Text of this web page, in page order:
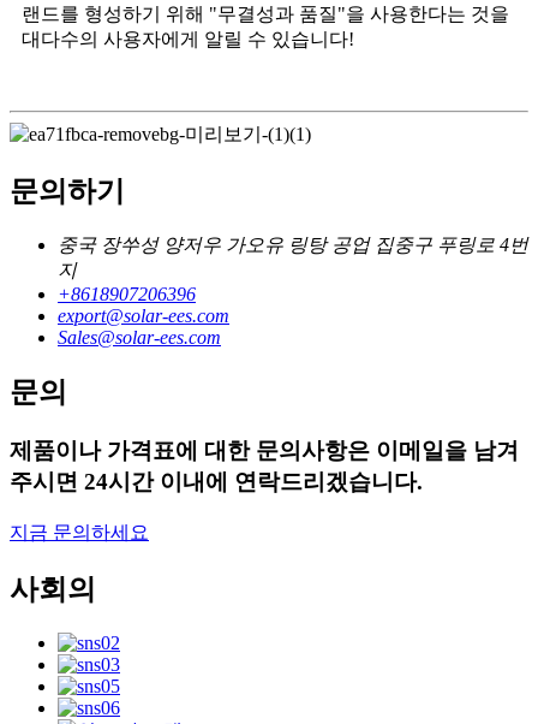
랜드를 형성하기 위해 "무결성과 품질"을 사용한다는 것을
대다수의 사용자에게 알릴 수 있습니다!
문의하기
중국 장쑤성 양저우 가오유 링탕 공업 집중구 푸링로 4번
지
+8618907206396
export@solar-ees.com
Sales@solar-ees.com
문의
제품이나 가격표에 대한 문의사항은 이메일을 남겨
주시면 24시간 이내에 연락드리겠습니다.
지금 문의하세요
사회의